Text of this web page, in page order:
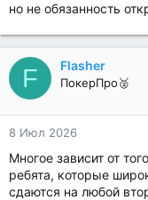
но не обязанность
F Flasher
ПокерПро🥈
8 Июл 2026
Многое зависит от
ребята, которые
сдаются на любой